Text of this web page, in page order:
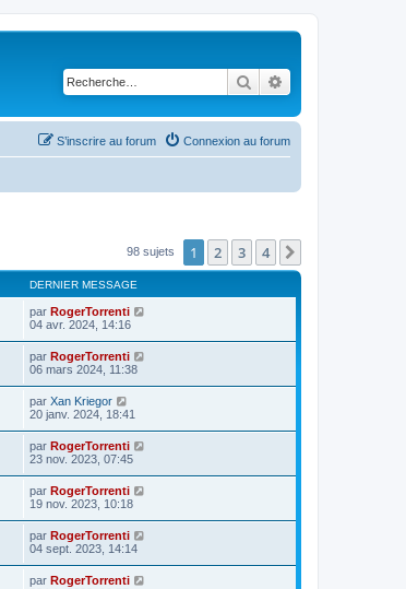
Rechercher
Connexion au forum
S’inscrire au forum
98 sujets 1 2 3 4
DERNIER MESSAGE
par RogerTorrenti
04 avr. 2024, 14:16
par RogerTorrenti
06 mars 2024, 11:38
par Xan Kriegor
20 janv. 2024, 18:41
par RogerTorrenti
23 nov. 2023, 07:45
par RogerTorrenti
19 nov. 2023, 10:18
par RogerTorrenti
04 sept. 2023, 14:14
par RogerTorrenti